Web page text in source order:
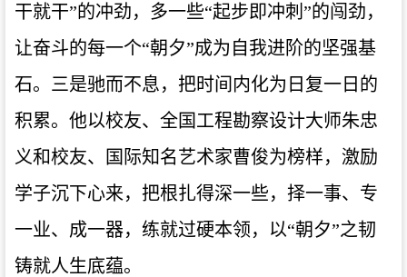
干就干”的冲劲，多一些“起步即冲刺”的闯劲，
让奋斗的每一个“朝夕”成为自我进阶的坚强基
石。三是驰而不息，把时间内化为日复一日的
积累。他以校友、全国工程勘察设计大师朱忠
义和校友、国际知名艺术家曹俊为榜样，激励
学子沉下心来，把根扎得深一些，择一事、专
一业、成一器，练就过硬本领，以“朝夕”之韧
铸就人生底蕴。